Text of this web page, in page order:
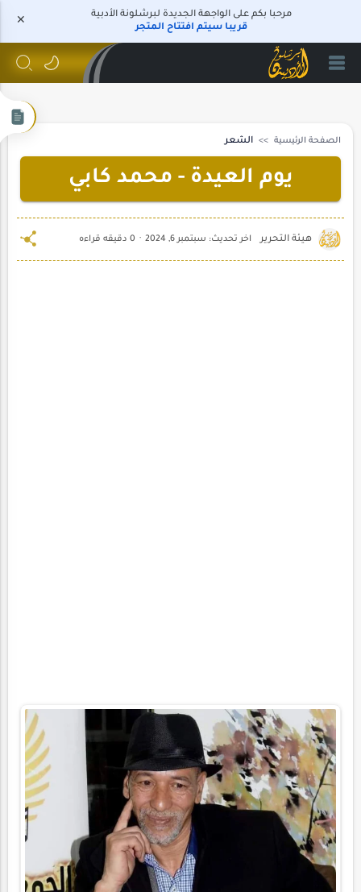
مرحبا بكم على الواجهة الجديدة لبرشلونة الأدبية
قريبا سيتم افتتاح المتجر
الصفحة الرئيسية الشعر
يوم العيدة - محمد كابي
0 دقيقه قراءه